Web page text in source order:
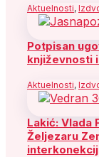
Aktuelnosti,
Potpisan
književnosti
Aktuelnosti,
Lakić: Vlada
Željezaru